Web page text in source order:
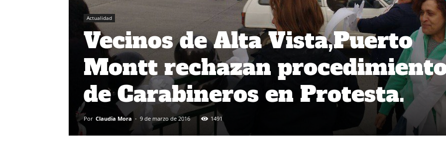
Actualidad
Vecinos de Alta Vista,Puerto
Montt rechazan
de Carabineros en Protesta.
Por Claudia Mora - 9 de marzo de 2016 1491